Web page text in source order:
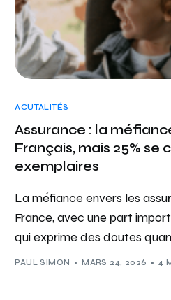
ACUTALITÉS
Assurance : la
Français, mais 25% se
exemplaires
La méfiance envers les
France, avec une part
qui exprime des doutes
PAUL SIMON MARS 24, 2026 4